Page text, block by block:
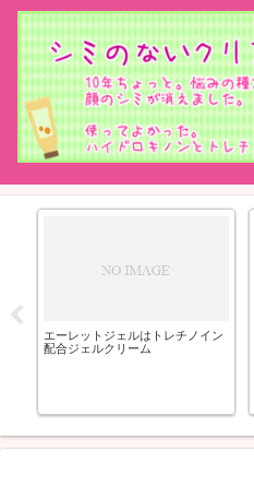
エーレットジェルはトレチノイン
配合ジェルクリーム